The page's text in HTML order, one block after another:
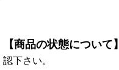
【商品の状態について】
認下さい。